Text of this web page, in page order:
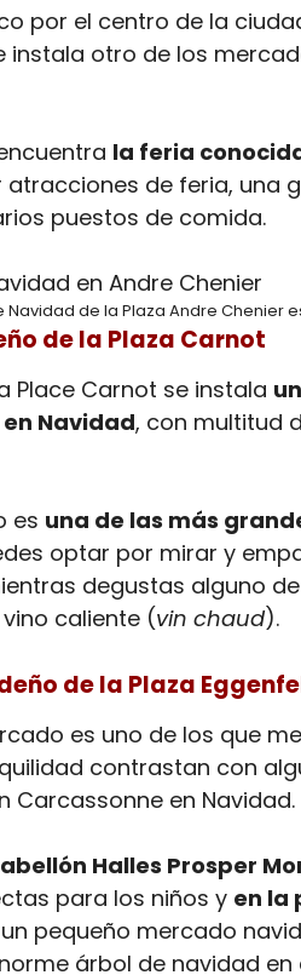
por el centro de la
instala otro de los
la feria
de feria, una
puestos de comida.
Navidad de la Plaza Andre Chenier
de la Plaza Carnot
Place Carnot se instala
Navidad, con multitud
es una de las más
optar por mirar y
degustas alguno
caliente (vin chaud).
de la Plaza
es uno de los que
contrastan con
Carcassonne en Navidad.
Halles Prosper
para los niños y en la
pequeño mercado
árbol de navidad